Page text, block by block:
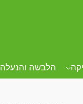
הלבשה והנעלה